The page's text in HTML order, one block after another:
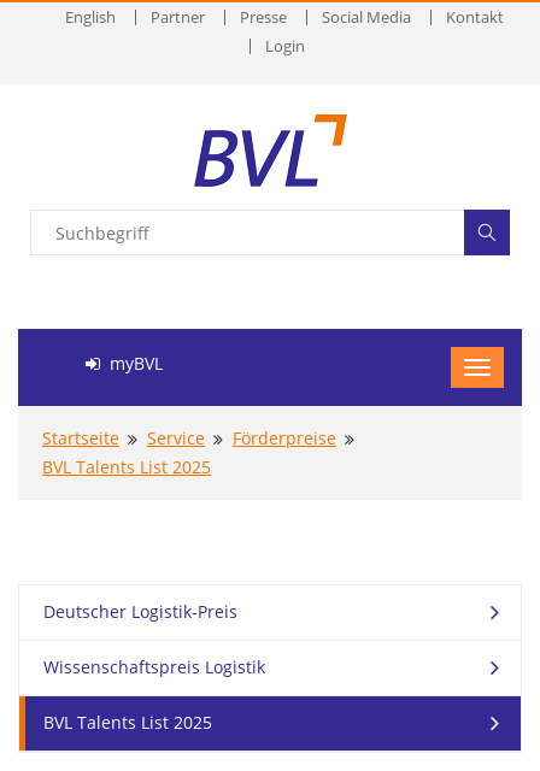
English Partner Presse Social Media
Kontakt
Login
myBVL
Startseite Service
Förderpreise
BVL Talents List 2025
Deutscher Logistik-Preis
Wissenschaftspreis Logistik
BVL Talents List 2025